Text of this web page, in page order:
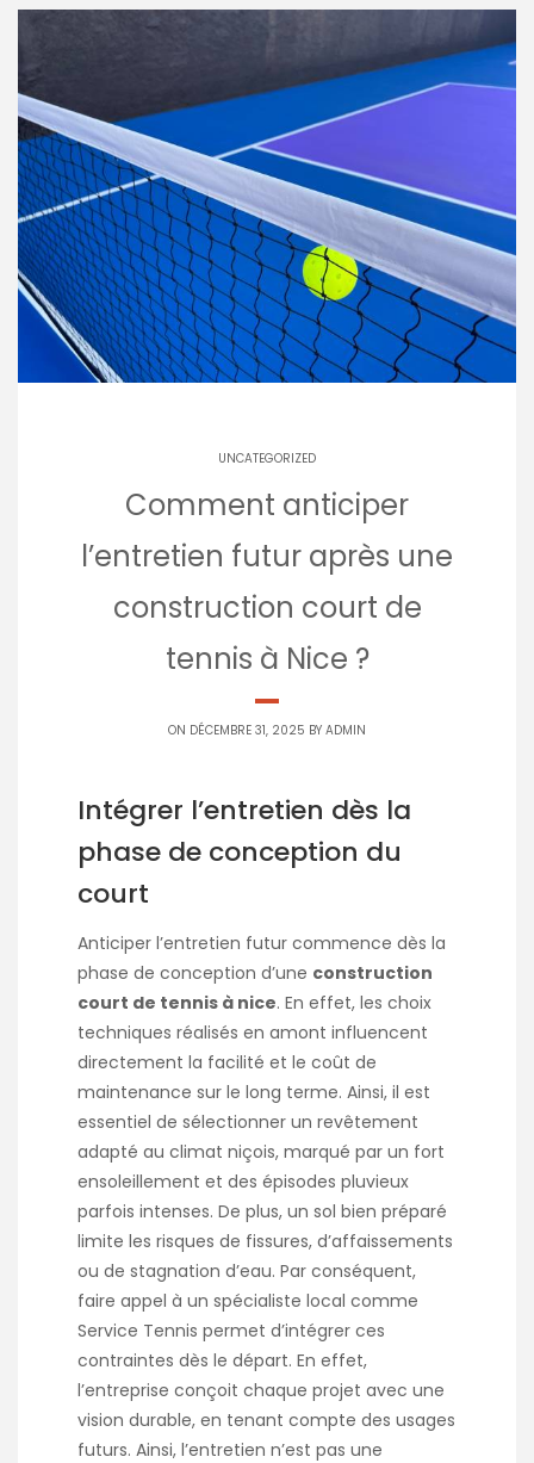
UNCATEGORIZED
Comment anticiper
l’entretien futur après une
construction court de
tennis à Nice ?
ON DÉCEMBRE 31, 2025 BY ADMIN
Intégrer l’entretien dès la
phase de conception du
court
Anticiper l’entretien futur commence dès la
phase de conception d’une construction
court de tennis à nice. En effet, les choix
techniques réalisés en amont influencent
directement la facilité et le coût de
maintenance sur le long terme. Ainsi, il est
essentiel de sélectionner un revêtement
adapté au climat niçois, marqué par un fort
ensoleillement et des épisodes pluvieux
parfois intenses. De plus, un sol bien préparé
limite les risques de fissures, d’affaissements
ou de stagnation d’eau. Par conséquent,
faire appel à un spécialiste local comme
Service Tennis permet d’intégrer ces
contraintes dès le départ. En effet,
l’entreprise conçoit chaque projet avec une
vision durable, en tenant compte des usages
futurs. Ainsi, l’entretien n’est pas une